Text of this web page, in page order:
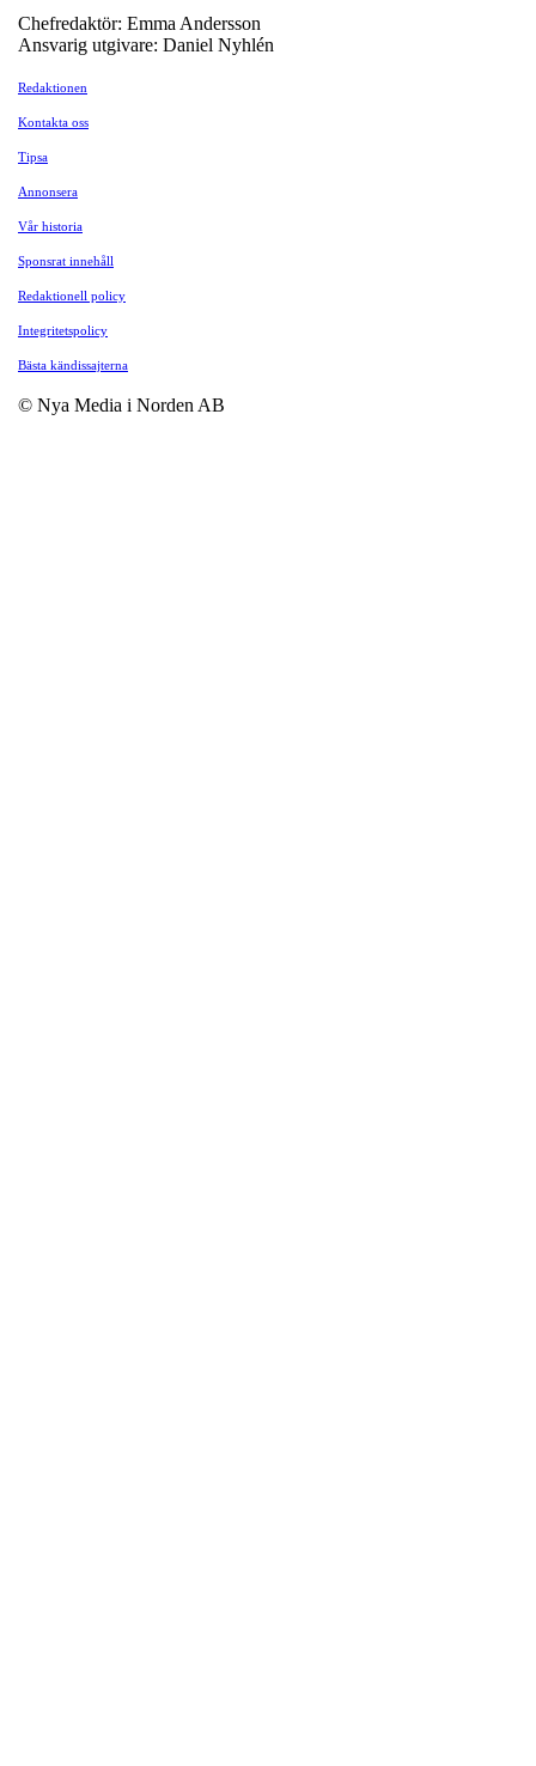
Chefredaktör: Emma Andersson
Ansvarig utgivare: Daniel Nyhlén
Redaktionen
Kontakta oss
Tipsa
Annonsera
Vår historia
Sponsrat innehåll
Redaktionell policy
Integritetspolicy
Bästa kändissajterna
© Nya Media i Norden AB